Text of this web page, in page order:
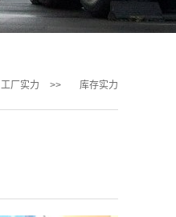
工厂实力 >> 库存实力